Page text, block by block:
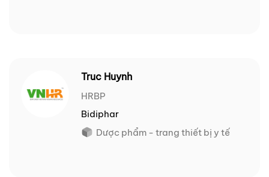
Truc Huynh
HRBP
Bidiphar
Dược phẩm - trang thiết bị y tế